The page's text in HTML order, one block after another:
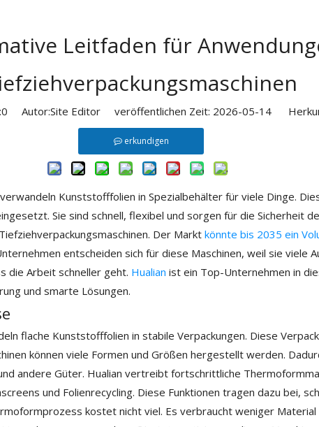
Leitfaden für
0 Autor:Site Editor veröffentlichen Zeit: 2026-05-14
erkundigen
Kunststofffolien in Spezialbehälter für viele Dinge.
Sie sind schnell, flexibel und sorgen für die Sicherheit
Der Marktkönnte bis 2035 ein
entscheiden sich für diese Maschinen, weil sie viele
die Arbeit schneller geht. Hualian ist ein Top-Unternehmen in
und smarte Lösungen.
flache Kunststofffolien in stabile Verpackungen. Diese
können viele Formen und Größen hergestellt werden.
andere Güter. Hualian vertreibt fortschrittliche
und Folienrecycling. Diese Funktionen tragen dazu bei,
kostet nicht viel. Es verbraucht weniger Material